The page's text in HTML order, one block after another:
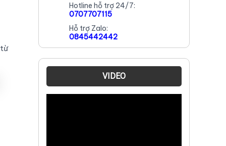
Hotline hỗ trợ 24/7:
0707707115
Hỗ trợ Zalo:
0845442442
VIDEO